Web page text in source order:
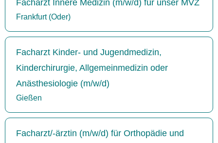
Facharzt Innere Medizin (m/w/d) für unser MVZ
Frankfurt (Oder)
Facharzt Kinder- und Jugendmedizin,
Kinderchirurgie, Allgemeinmedizin oder
Anästhesiologie (m/w/d)
Gießen
Facharzt/-ärztin (m/w/d) für Orthopädie und